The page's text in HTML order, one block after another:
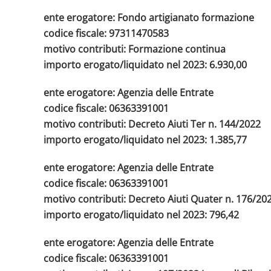
ente erogatore: Fondo artigianato formazione
codice fiscale: 97311470583
motivo contributi: Formazione continua
importo erogato/liquidato nel 2023: 6.930,00
ente erogatore: Agenzia delle Entrate
codice fiscale: 06363391001
motivo contributi: Decreto Aiuti Ter n. 144/2022
importo erogato/liquidato nel 2023: 1.385,77
ente erogatore: Agenzia delle Entrate
codice fiscale: 06363391001
motivo contributi: Decreto Aiuti Quater n. 176/
importo erogato/liquidato nel 2023: 796,42
ente erogatore: Agenzia delle Entrate
codice fiscale: 06363391001